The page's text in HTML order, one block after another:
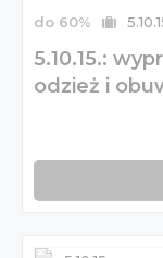
do 60%
5.10.15.:
odzież i